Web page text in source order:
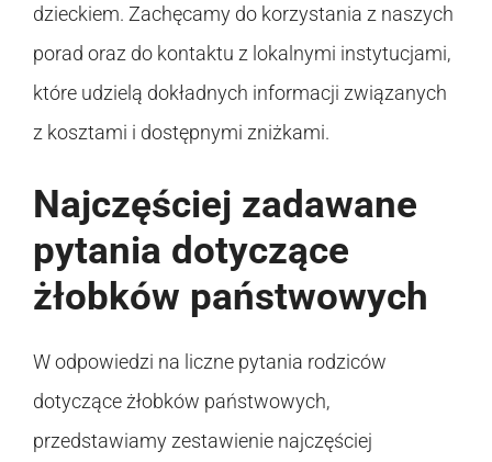
dzieckiem. Zachęcamy do korzystania z naszych
porad oraz do kontaktu z lokalnymi instytucjami,
które udzielą dokładnych informacji związanych
z kosztami i dostępnymi zniżkami.
Najczęściej zadawane
pytania dotyczące
żłobków państwowych
W odpowiedzi na liczne pytania rodziców
dotyczące żłobków państwowych,
przedstawiamy zestawienie najczęściej